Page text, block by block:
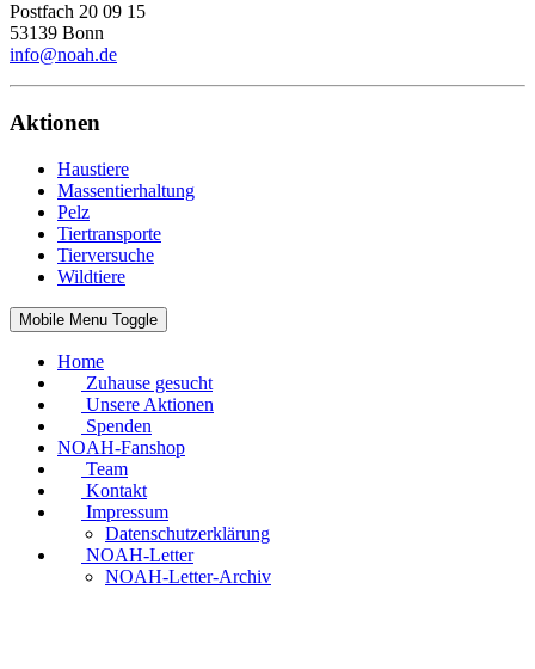
Postfach 20 09 15
53139 Bonn
info@noah.de
Aktionen
Haustiere
Massentierhaltung
Pelz
Tiertransporte
Tierversuche
Wildtiere
Mobile Menu Toggle
Home
Zuhause gesucht
Unsere Aktionen
Spenden
NOAH-Fanshop
Team
Kontakt
Impressum
Datenschutzerklärung
NOAH-Letter
NOAH-Letter-Archiv